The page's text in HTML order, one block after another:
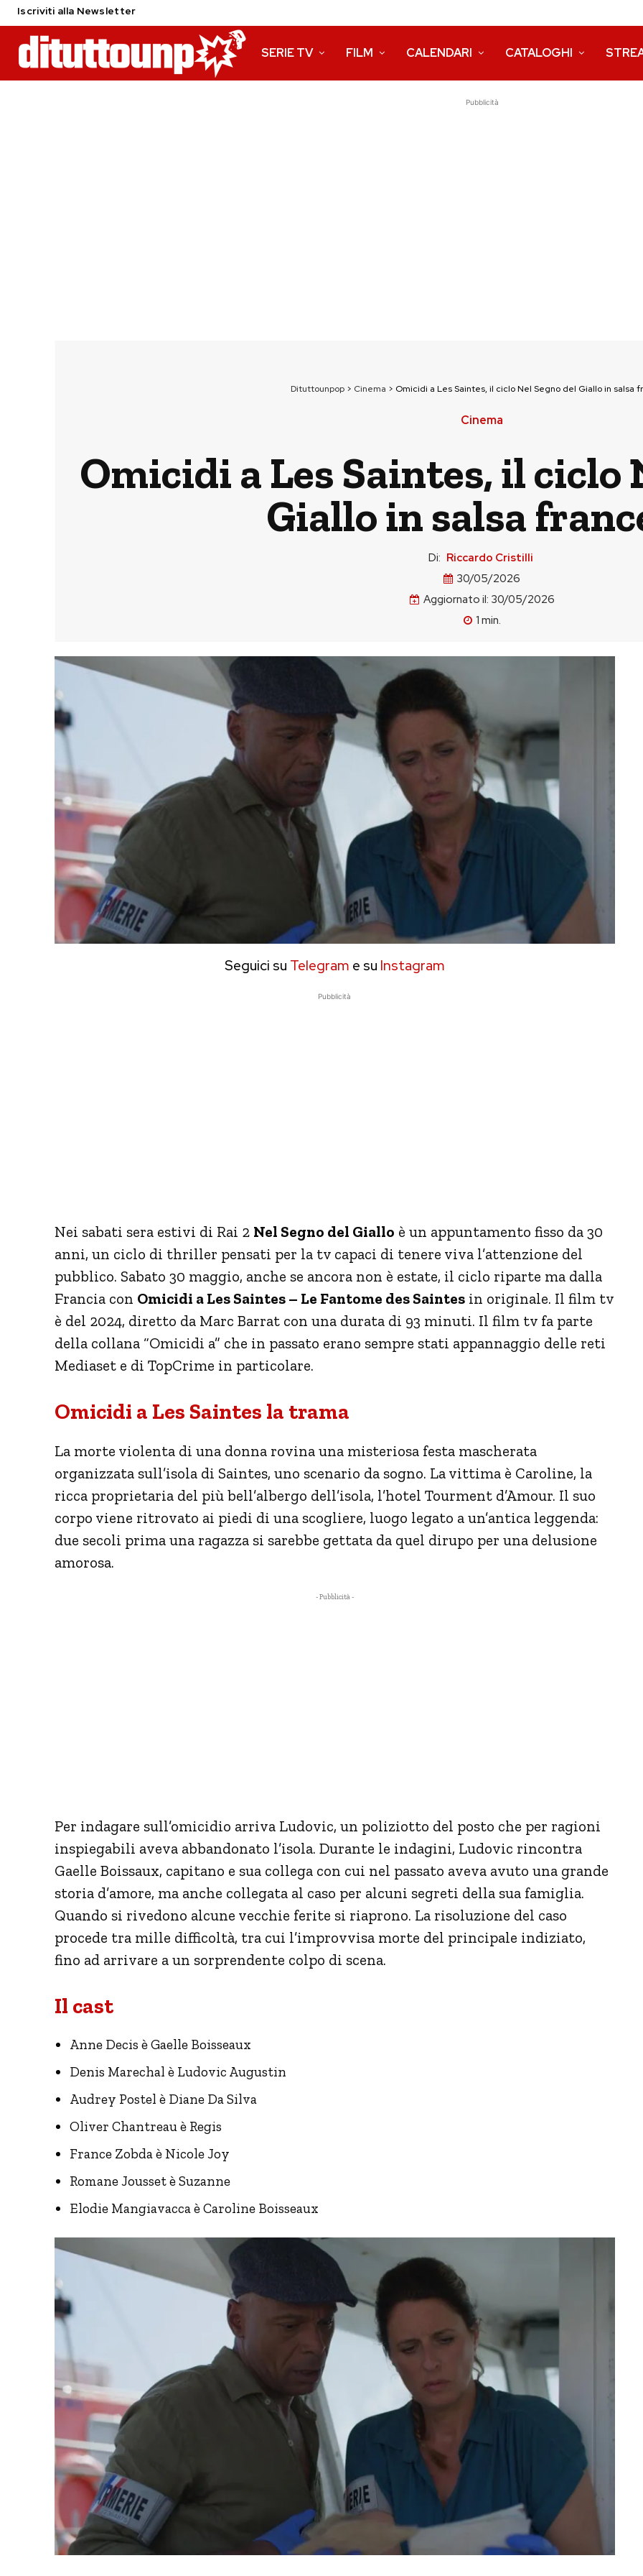
Iscriviti alla Newsletter
SERIE TV FILM CALENDARI CATALOGHI
Pubblicità
Dituttounpop> Cinema > Omicidi a Les Saintes, il ciclo Nel Segno del Giallo in salsa
Cinema
Omicidi a Les Saintes, il ciclo
Giallo in salsa
Di: Riccardo Cristilli
30/05/2026
Aggiornato il: 30/05/2026
1 min.
Seguici su Telegram e su Instagram
Pubblicità
Nei sabati sera estivi di Rai 2 Nel Segno del Giallo è un appuntamento fisso da 30
anni, un ciclo di thriller pensati per la tv capaci di tenere viva l’attenzione del
pubblico. Sabato 30 maggio, anche se ancora non è estate, il ciclo riparte ma dalla
Francia con Omicidi a Les Saintes – Le Fantome des Saintes in originale. Il film tv
è del 2024, diretto da Marc Barrat con una durata di 93 minuti. Il film tv fa parte
della collana “Omicidi a” che in passato erano sempre stati appannaggio delle reti
Mediaset e di TopCrime in particolare.
Omicidi a Les Saintes la trama
La morte violenta di una donna rovina una misteriosa festa mascherata
organizzata sull’isola di Saintes, uno scenario da sogno. La vittima è Caroline, la
ricca proprietaria del più bell’albergo dell’isola, l’hotel Tourment d’Amour. Il suo
corpo viene ritrovato ai piedi di una scogliere, luogo legato a un’antica leggenda:
due secoli prima una ragazza si sarebbe gettata da quel dirupo per una delusione
amorosa.
- Pubblicità -
Per indagare sull’omicidio arriva Ludovic, un poliziotto del posto che per ragioni
inspiegabili aveva abbandonato l’isola. Durante le indagini, Ludovic rincontra
Gaelle Boissaux, capitano e sua collega con cui nel passato aveva avuto una grande
storia d’amore, ma anche collegata al caso per alcuni segreti della sua famiglia.
Quando si rivedono alcune vecchie ferite si riaprono. La risoluzione del caso
procede tra mille difficoltà, tra cui l’improvvisa morte del principale indiziato,
fino ad arrivare a un sorprendente colpo di scena.
Il cast
Anne Decis è Gaelle Boisseaux
Denis Marechal è Ludovic Augustin
Audrey Postel è Diane Da Silva
Oliver Chantreau è Regis
France Zobda è Nicole Joy
Romane Jousset è Suzanne
Elodie Mangiavacca è Caroline Boisseaux